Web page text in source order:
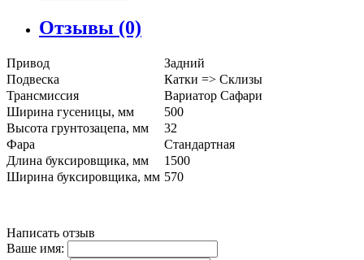
Отзывы (0)
Привод
Задний
Подвеска
Катки => Склизы
Трансмиссия
Вариатор Сафари
Ширина гусеницы, мм
500
Высота грунтозацепа, мм
32
Фара
Стандартная
Длина буксировщика, мм
1500
Ширина буксировщика, мм 570
Написать отзыв
Ваше имя: